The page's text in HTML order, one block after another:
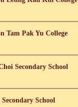
Tam Pak Yu College
Secondary School
School